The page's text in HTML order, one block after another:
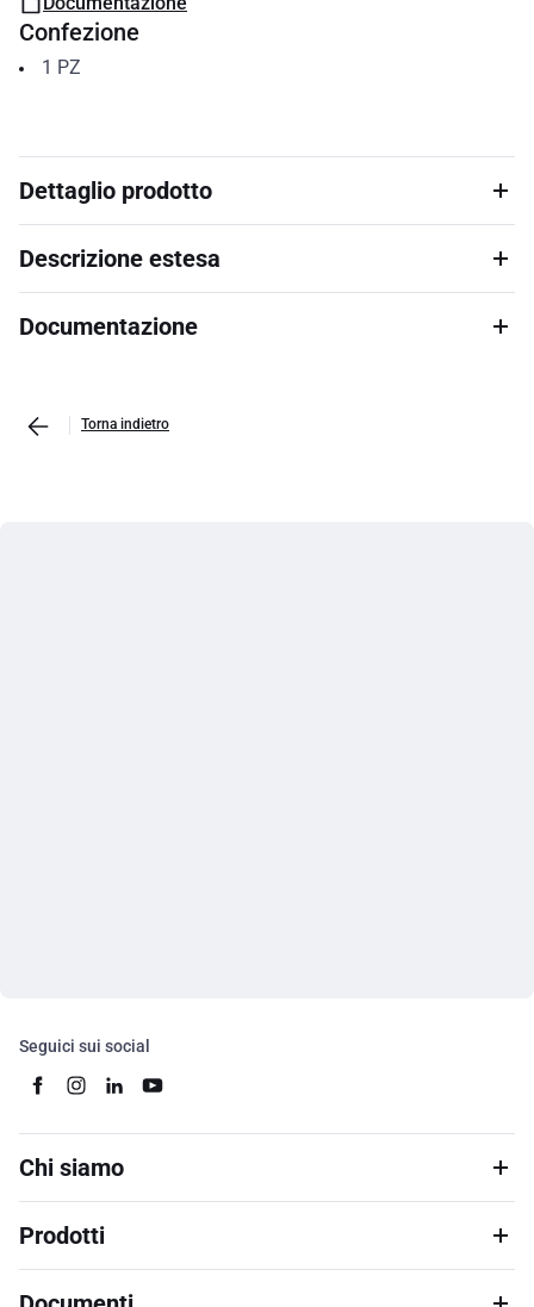
Confezione
1 PZ
Dettaglio prodotto
Descrizione estesa
Documentazione
Torna indietro
Seguici sui social
Chi siamo
Prodotti